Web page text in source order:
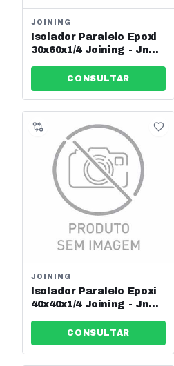
JOINING
Isolador Paralelo Epoxi
30x60x1/4 Joining - Jng -
CONSULTAR
JOINING
Isolador Paralelo Epoxi
40x40x1/4 Joining - Jng -
CONSULTAR